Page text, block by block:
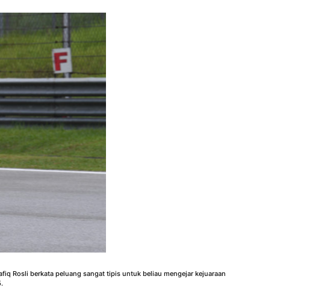
Rosli berkata peluang sangat tipis untuk beliau mengejar kejuaraan